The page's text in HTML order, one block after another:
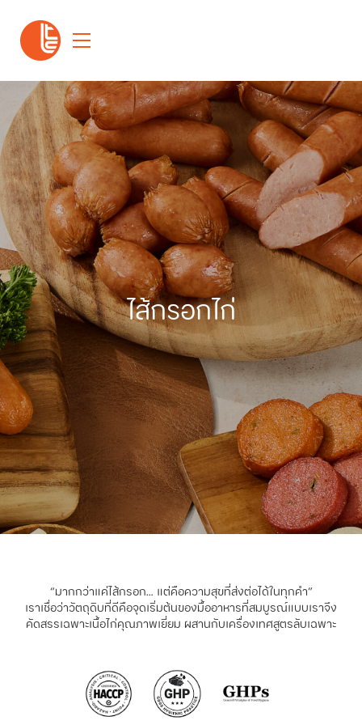
ไส้กรอกไก่
“มากกว่าแค่ไส้กรอก… แต่คือความสุขที่ส่งต่อได้ในทุกคำ”
เราเชื่อว่าวัตถุดิบที่ดีคือจุดเริ่มต้นของมื้ออาหารที่สมบูรณ์แบบเราจึง
คัดสรรเฉพาะเนื้อไก่คุณภาพเยี่ยม ผสานกับเครื่องเทศสูตรลับเฉพาะ